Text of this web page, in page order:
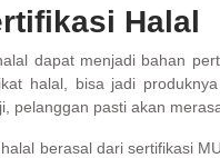
Halal
dapat menjadi bahan
halal, bisa jadi
pelanggan pasti akan
berasal dari sertifikasi